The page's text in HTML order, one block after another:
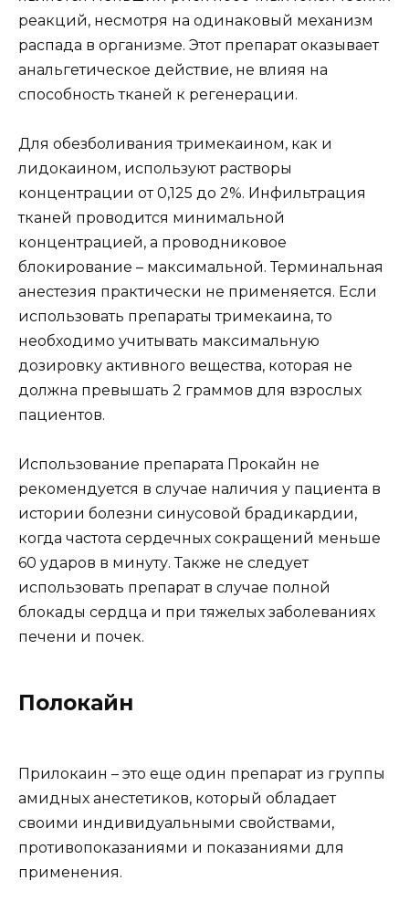
реакций, несмотря на одинаковый механизм
распада в организме. Этот препарат оказывает
анальгетическое действие, не влияя на
способность тканей к регенерации.
Для обезболивания тримекаином, как и
лидокаином, используют растворы
концентрации от 0,125 до 2%. Инфильтрация
тканей проводится минимальной
концентрацией, а проводниковое
блокирование – максимальной. Терминальная
анестезия практически не применяется. Если
использовать препараты тримекаина, то
необходимо учитывать максимальную
дозировку активного вещества, которая не
должна превышать 2 граммов для взрослых
пациентов.
Использование препарата Прокайн не
рекомендуется в случае наличия у пациента в
истории болезни синусовой брадикардии,
когда частота сердечных сокращений меньше
60 ударов в минуту. Также не следует
использовать препарат в случае полной
блокады сердца и при тяжелых заболеваниях
печени и почек.
Полокайн
Прилокаин – это еще один препарат из группы
амидных анестетиков, который обладает
своими индивидуальными свойствами,
противопоказаниями и показаниями для
применения.